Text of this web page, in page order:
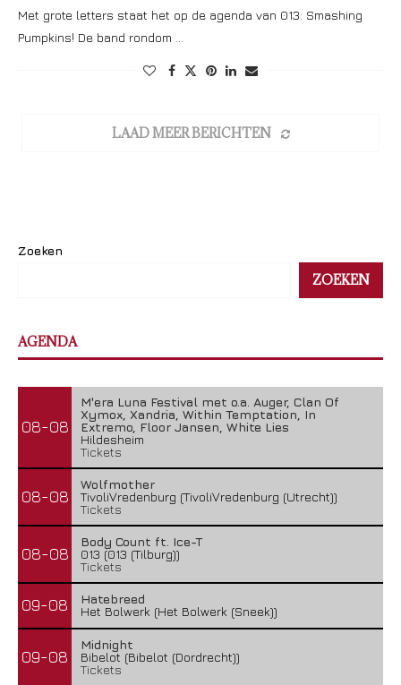
Met grote letters staat het op de agenda van 013: Smashing
Pumpkins! De band rondom …
LAAD MEER BERICHTEN
Zoeken
ZOEKEN
AGENDA
08-08
M'era Luna Festival met o.a. Auger, Clan Of
Xymox, Xandria, Within Temptation, In
Extremo, Floor Jansen, White Lies
Hildesheim
Tickets
08-08
Wolfmother
TivoliVredenburg (TivoliVredenburg (Utrecht))
Tickets
08-08
Body Count ft. Ice-T
013 (013 (Tilburg))
Tickets
09-08
Hatebreed
Het Bolwerk (Het Bolwerk (Sneek))
09-08
Midnight
Bibelot (Bibelot (Dordrecht))
Tickets